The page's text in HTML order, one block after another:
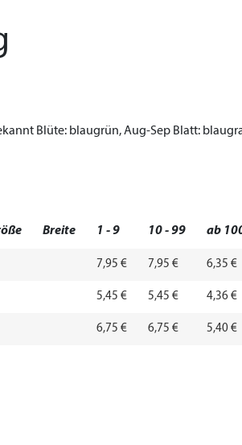
Blüte: blaugrün, Aug-Sep Blatt:
Breite 1 - 9 10 - 99 ab
7,95 € 7,95 € 6,35 €
5,45 € 5,45 € 4,36 €
6,75 € 6,75 € 5,40 €